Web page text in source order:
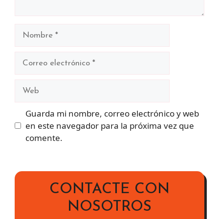
Nombre
Correo
Web
Guarda mi nombre, correo electrónico y web
en este navegador para la próxima vez que
comente.